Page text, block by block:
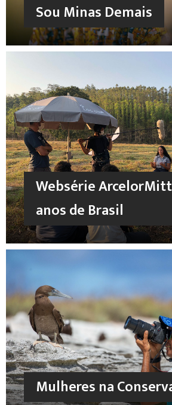
Sou Minas Demais
Websérie
anos de Brasil
Mulheres na